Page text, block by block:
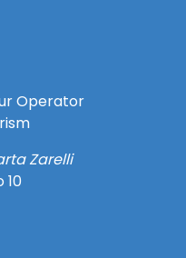
Operator
Zarelli
10